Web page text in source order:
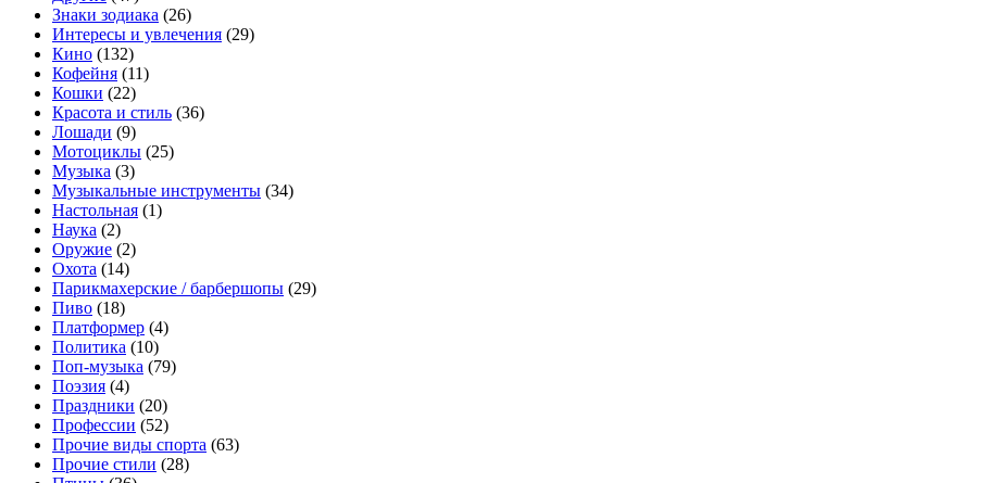
Знаки зодиака (26)
Интересы и увлечения (29)
Кино (132)
Кофейня (11)
Кошки (22)
Красота и стиль (36)
Лошади (9)
Мотоциклы (25)
Музыка (3)
Музыкальные инструменты (34)
Настольная (1)
Наука (2)
Оружие (2)
Охота (14)
Парикмахерские / барбершопы (29)
Пиво (18)
Платформер (4)
Политика (10)
Поп-музыка (79)
Поэзия (4)
Праздники (20)
Профессии (52)
Прочие виды спорта (63)
Прочие стили (28)